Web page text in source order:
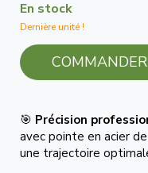
En stock
Dernière unité !
COMMANDER
🎯 Précision
avec pointe en acier
une trajectoire